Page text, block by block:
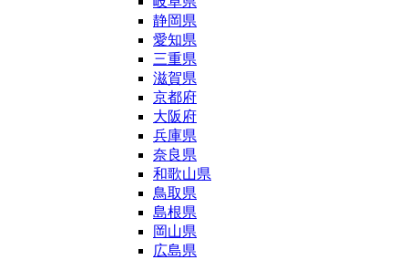
静岡県
愛知県
三重県
滋賀県
京都府
大阪府
兵庫県
奈良県
和歌山県
鳥取県
島根県
岡山県
広島県